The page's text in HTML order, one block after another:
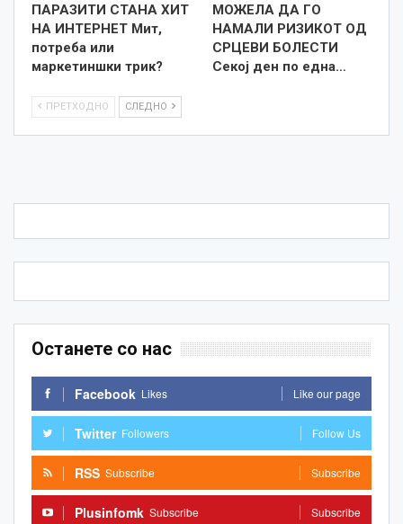
ПАРАЗИТИ СТАНА ХИТ
НА ИНТЕРНЕТ Мит,
потреба или
маркетиншки трик?
МОЖЕЛА ДА ГО
НАМАЛИ РИЗИКОТ ОД
СРЦЕВИ БОЛЕСТИ
Секој ден по една…
ПРЕТХОДНО СЛЕДНО
Останете со нас
Facebook Likes Like our page
Twitter Followers Follow Us
RSS Subscribe Subscribe
Plusinfomk Subscribe Subscribe